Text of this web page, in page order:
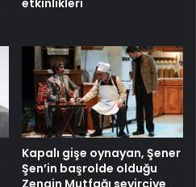
Kapalı gişe oynayan, Şener
Şen’in başrolde olduğu
Zengin Mutfağı seyirciye